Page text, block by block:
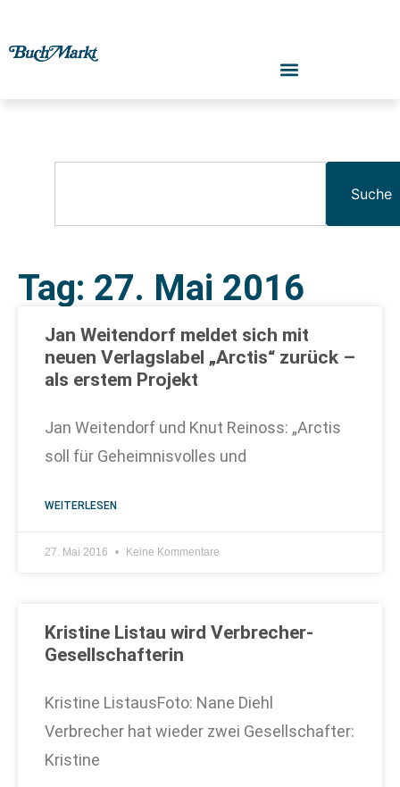
Suche
Tag: 27. Mai 2016
Jan Weitendorf meldet sich mit
neuen Verlagslabel „Arctis“ zurück –
als erstem Projekt
Jan Weitendorf und Knut Reinoss: „Arctis
soll für Geheimnisvolles und
WEITERLESEN
27. Mai 2016 Keine Kommentare
Kristine Listau wird Verbrecher-
Gesellschafterin
Kristine ListausFoto: Nane Diehl
Verbrecher hat wieder zwei Gesellschafter:
Kristine